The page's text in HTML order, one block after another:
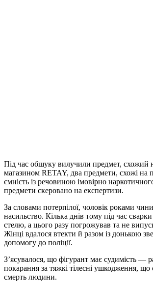
Під час обшуку вилучили предмет, схожий
магазином RETAY, два предмети, схожі на
ємність із речовиною імовірно
предмети скеровано на експертизи.
За словами потерпілої, чоловік роками
насильство. Кілька днів тому під час сварки
стелю, а цього разу погрожував та не
Жінці вдалося втекти й разом із донькою
допомогу до поліції.
З’ясувалося, що фігурант має судимість —
покарання за тяжкі тілесні ушкодження,
смерть людини.